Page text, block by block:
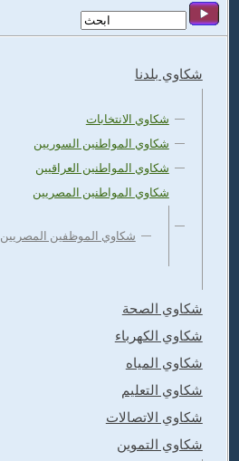
شكاوي بلدنا
شكاوي الانتخابات
شكاوي المواطنين السوريين
شكاوي المواطنين العراقيين
شكاوي المواطنين المصريين
شكاوي الموظفين المصريين
شكاوي الصحة
شكاوي الكهرباء
شكاوي المياه
شكاوي التعليم
شكاوي الاتصالات
شكاوي التموين